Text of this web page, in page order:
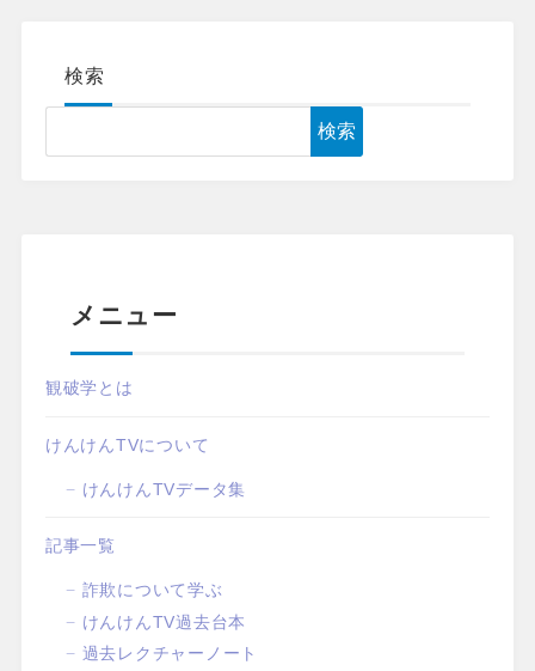
検索
検索
メニュー
観破学とは
けんけんTVについて
けんけんTVデータ集
記事一覧
詐欺について学ぶ
けんけんTV過去台本
過去レクチャーノート